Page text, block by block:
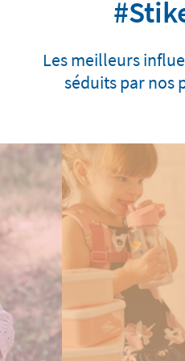
Les meilleurs
séduits par nos